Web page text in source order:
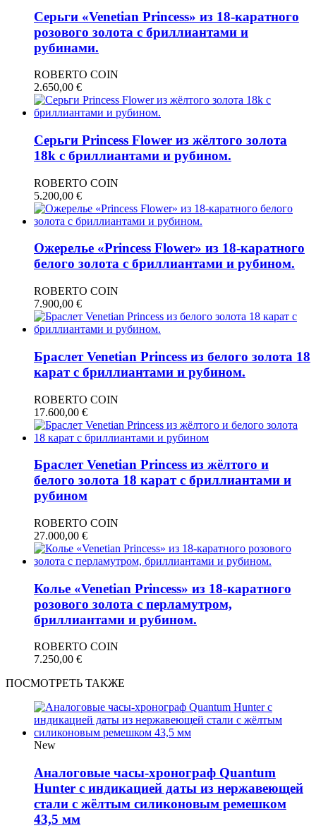
Серьги «Venetian Princess» из 18-каратного
розового золота с бриллиантами и
рубинами.
ROBERTO COIN
2.650,00 €
Серьги Princess Flower из жёлтого золота
18k с бриллиантами и рубином.
ROBERTO COIN
5.200,00 €
Ожерелье «Princess Flower» из 18-каратного
белого золота с бриллиантами и рубином.
ROBERTO COIN
7.900,00 €
Браслет Venetian Princess из белого золота 18
карат с бриллиантами и рубином.
ROBERTO COIN
17.600,00 €
Браслет Venetian Princess из жёлтого и
белого золота 18 карат с бриллиантами и
рубином
ROBERTO COIN
27.000,00 €
Колье «Venetian Princess» из 18-каратного
розового золота с перламутром,
бриллиантами и рубином.
ROBERTO COIN
7.250,00 €
ПОСМОТРЕТЬ ТАКЖЕ
New
Аналоговые часы-хронограф Quantum
Hunter с индикацией даты из нержавеющей
стали с жёлтым силиконовым ремешком
43,5 мм